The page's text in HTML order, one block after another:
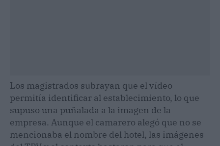
Los magistrados subrayan que el vídeo
permitía identificar al establecimiento, lo que
supuso una puñalada a la imagen de la
empresa. Aunque el camarero alegó que no se
mencionaba el nombre del hotel, las imágenes